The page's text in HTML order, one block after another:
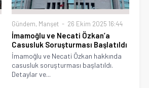
Gündem, Manşet 26 Ekim 2025 16:44
İmamoğlu ve Necati Özkan’a
Casusluk Soruşturması Başlatıldı
İmamoğlu ve Necati Özkan hakkında
casusluk soruşturması başlatıldı.
Detaylar ve...